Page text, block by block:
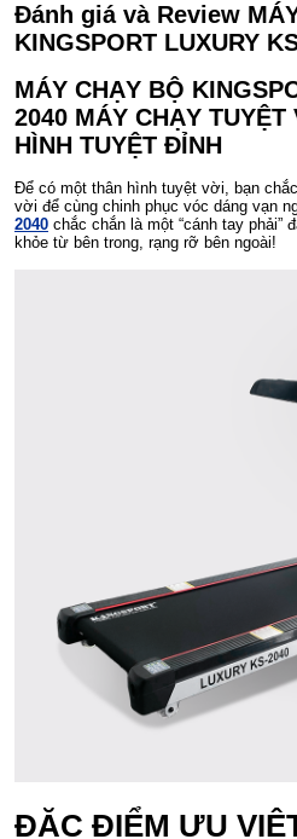
Đánh giá và Review
KINGSPORT LUXURY
MÁY CHẠY BỘ
2040 MÁY CHẠY TUYỆT
HÌNH TUYỆT ĐỈNH
Để có một thân hình tuyệt vời, bạn
vời để cùng chinh phục vóc dáng vạn
2040 chắc chắn là một “cánh tay phải”
khỏe từ bên trong, rạng rỡ bên ngoài!
ĐẶC ĐIỂM ƯU